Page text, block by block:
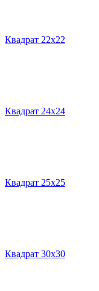
Квадрат 22х22
Квадрат 24х24
Квадрат 25х25
Квадрат 30х30